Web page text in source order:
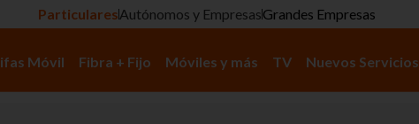
ParticularesAutónomos y EmpresasGrandes Empresas
Móvil Fibra + Fijo Móviles y más TV Nuevos Servicios